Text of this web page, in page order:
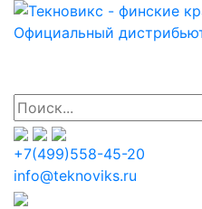
+7(499)558-45-20
info@teknoviks.ru